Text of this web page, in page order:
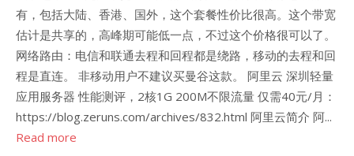
有，包括大陆、香港、国外，这个套餐性价比很高。这个带宽
估计是共享的，高峰期可能低一点，不过这个价格很可以了。
网络路由：电信和联通去程和回程都是绕路，移动的去程和回
程是直连。 非移动用户不建议买曼谷这款。 阿里云 深圳轻量
应用服务器 性能测评，2核1G 200M不限流量 仅需40元/月：
https://blog.zeruns.com/archives/832.html 阿里云简介 阿...
Read more